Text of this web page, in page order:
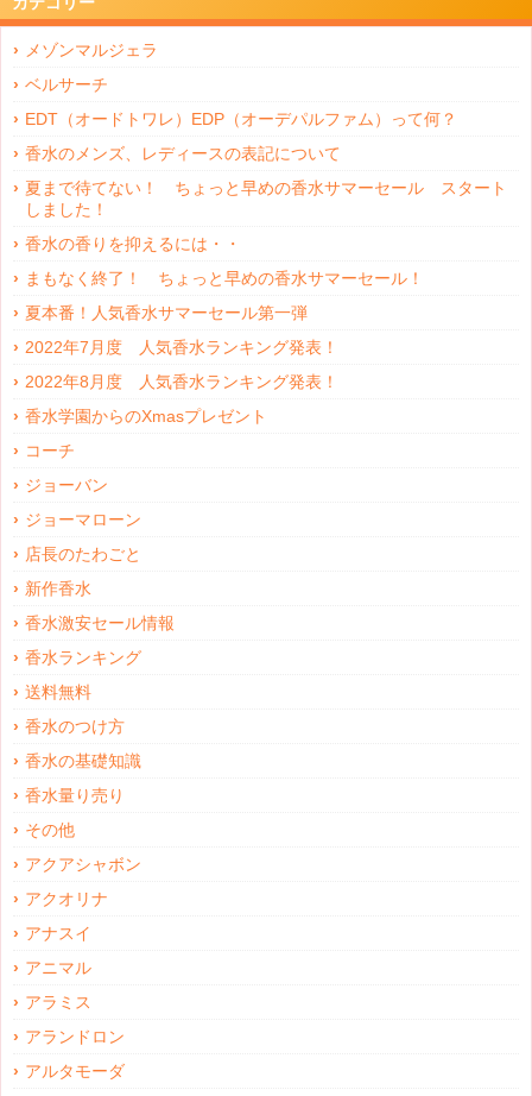
メゾンマルジェラ
ベルサーチ
EDT（オードトワレ）EDP（オーデパルファム）って何？
香水のメンズ、レディースの表記について
夏まで待てない！ ちょっと早めの香水サマーセール スタート
しました！
香水の香りを抑えるには・・
まもなく終了！ ちょっと早めの香水サマーセール！
夏本番！人気香水サマーセール第一弾
2022年7月度 人気香水ランキング発表！
2022年8月度 人気香水ランキング発表！
香水学園からのXmasプレゼント
コーチ
ジョーバン
ジョーマローン
店長のたわごと
新作香水
香水激安セール情報
香水ランキング
送料無料
香水のつけ方
香水の基礎知識
香水量り売り
その他
アクアシャボン
アクオリナ
アナスイ
アニマル
アラミス
アランドロン
アルタモーダ